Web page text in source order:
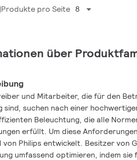
Produkte pro Seite 8
über
und Mitarbeiter, die für den
sind, suchen nach einer
Beleuchtung, die alle
erfüllt. Um diese
von Philips entwickelt. Besitzer von
umfassend optimieren, indem